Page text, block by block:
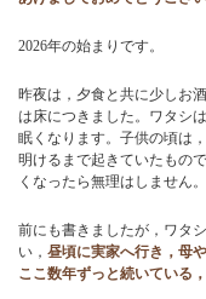
報酬について
お問い合わせ
2026年の始まりです。
昨夜は，夕食と共に少しお
は床につきました。ワタシ
眠くなります。子供の頃は
明けるまで起きていたもので
くなったら無理はしません。
前にも書きましたが，ワタ
い， 昼頃に実家へ行き，母
ここ数年ずっと続いている